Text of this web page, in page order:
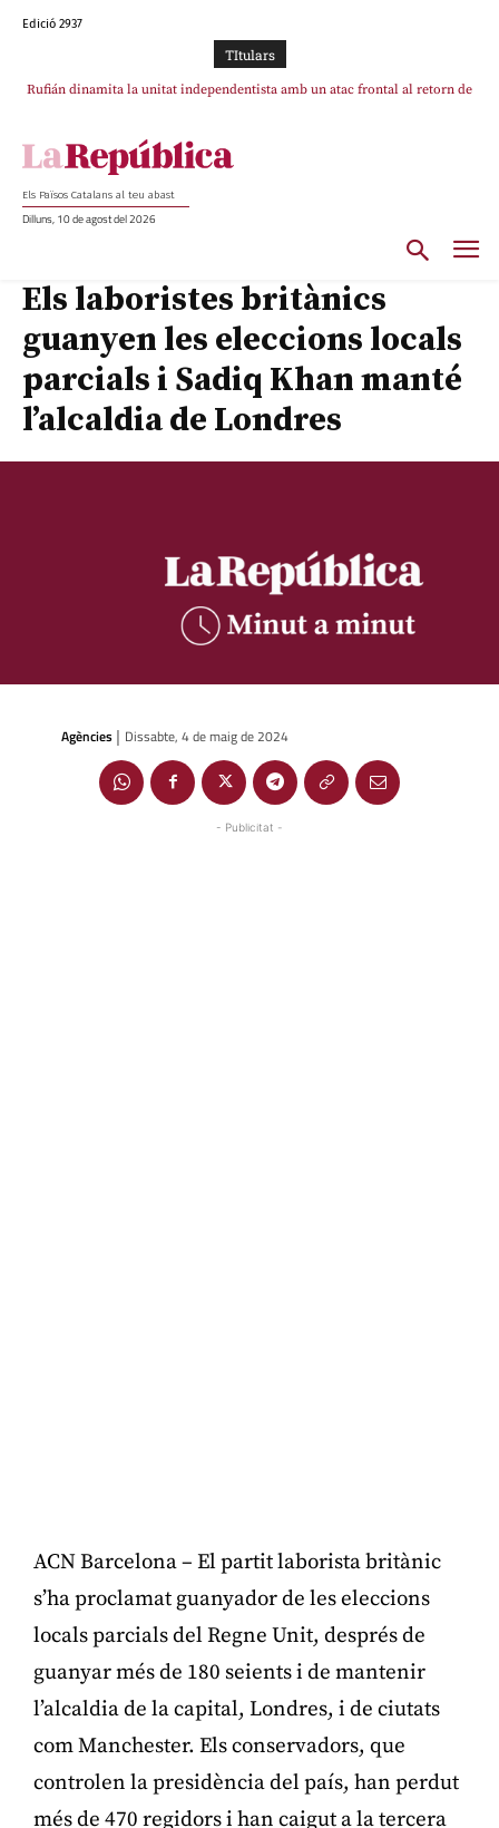
Edició 2937
TItulars
Rufián dinamita la unitat independentista amb un atac frontal al retorn de
Els Països Catalans al teu abast
Dilluns, 10 de agost del 2026
Els laboristes britànics
guanyen les eleccions locals
parcials i Sadiq Khan manté
l’alcaldia de Londres
Agències | Dissabte, 4 de maig de 2024
- Publicitat -
ACN Barcelona – El partit laborista britànic
s’ha proclamat guanyador de les eleccions
locals parcials del Regne Unit, després de
guanyar més de 180 seients i de mantenir
l’alcaldia de la capital, Londres, i de ciutats
com Manchester. Els conservadors, que
controlen la presidència del país, han perdut
més de 470 regidors i han caigut a la tercera